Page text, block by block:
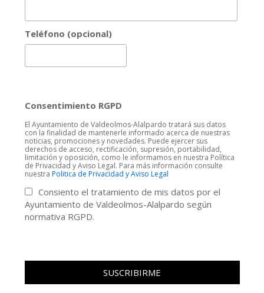
Teléfono (opcional)
Consentimiento RGPD
El Ayuntamiento de Valdeolmos-Alalpardo tratará sus datos
con la finalidad de mantenerle informado acerca de nuestras
noticias, promociones y novedades. Puede ejercer sus
derechos de acceso, rectificación, supresión, portabilidad,
limitación y oposición, como le informamos en nuestra Política
de Privacidad y Aviso Legal. Para más información consulte
nuestra Politica de Privacidad y Aviso Legal
Consiento el tratamiento de mis datos por el
Ayuntamiento de Valdeolmos-Alalpardo según
normativa RGPD.